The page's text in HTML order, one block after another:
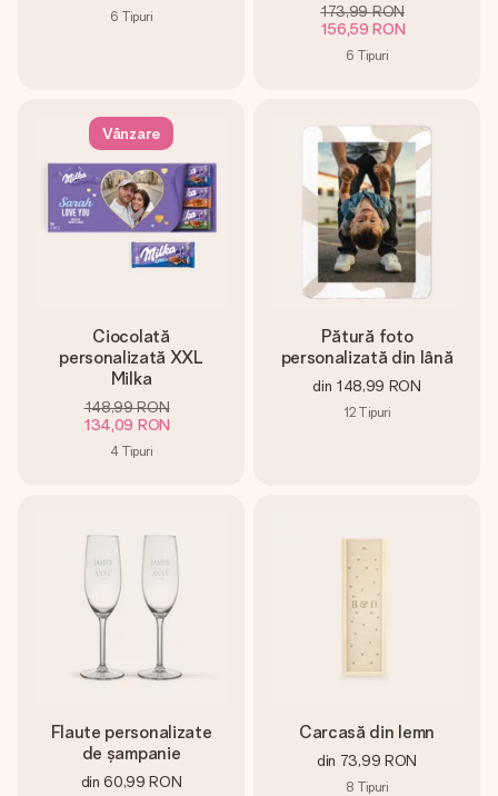
6 Tipuri
173,99 RON
156,59 RON
6 Tipuri
Vânzare
Ciocolată
personalizată XXL
Milka
148,99 RON
134,09 RON
4 Tipuri
Pătură foto
personalizată din lână
din 148,99 RON
12 Tipuri
Flaute personalizate
de șampanie
din 60,99 RON
Carcasă din lemn
din 73,99 RON
8 Tipuri